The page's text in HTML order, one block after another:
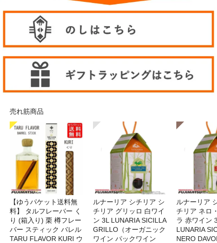
売れ筋商品
【ゆうパケット送料無
料】 タルフレーバー く
り (箱入り) 栗 樽フレー
バー スティック バレル
TARU FLAVOR KURI ウ
ルナーリア シチリア シ
チリア グリッロ 白ワイ
ン 3L LUNARIA SICILLA
GRILLO（オーガニック
ワイン パックワイン
ルナーリア
チリア ネロ
ラ 赤ワイ
LUNARIA
NERO